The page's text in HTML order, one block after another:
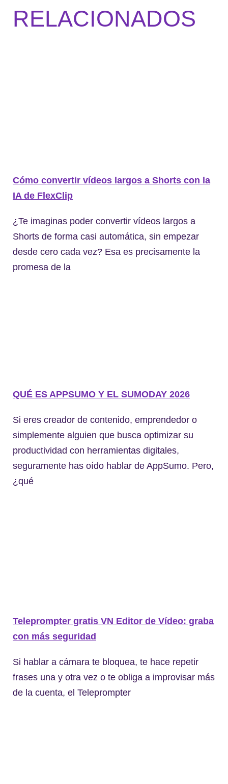
RELACIONADOS
Cómo convertir vídeos largos a Shorts con la
IA de FlexClip
¿Te imaginas poder convertir vídeos largos a
Shorts de forma casi automática, sin empezar
desde cero cada vez? Esa es precisamente la
promesa de la
QUÉ ES APPSUMO Y EL SUMODAY 2026
Si eres creador de contenido, emprendedor o
simplemente alguien que busca optimizar su
productividad con herramientas digitales,
seguramente has oído hablar de AppSumo. Pero,
¿qué
Teleprompter gratis VN Editor de Vídeo: graba
con más seguridad
Si hablar a cámara te bloquea, te hace repetir
frases una y otra vez o te obliga a improvisar más
de la cuenta, el Teleprompter